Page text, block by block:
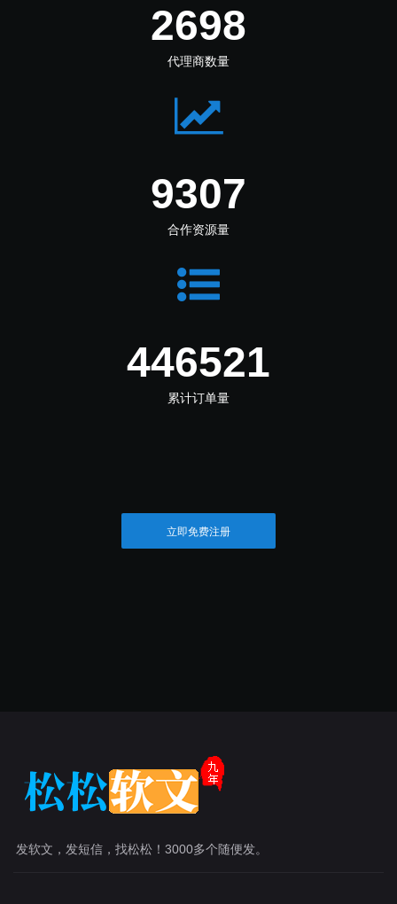
3180
代理商数量
11097
合作资源量
532390
累计订单量
立即免费注册
发软文，发短信，找松松！3000多个随便发。